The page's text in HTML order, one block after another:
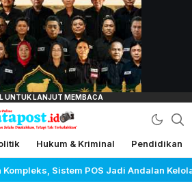
lensamata.id
Selalu Disalahkan, Tetapi Tak
Hukum & Kriminal Pendidikan
Kelola Transaksi dan Stok